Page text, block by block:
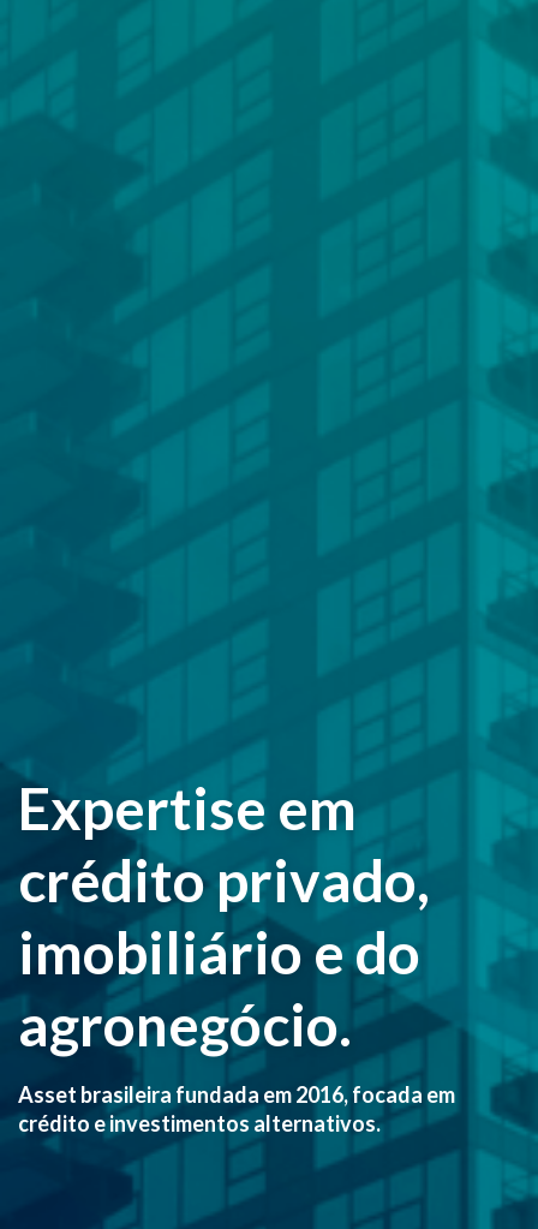
Expertise em
crédito privado,
imobiliário e do
agronegócio.
Asset brasileira fundada em 2016, focada em
crédito e investimentos alternativos.